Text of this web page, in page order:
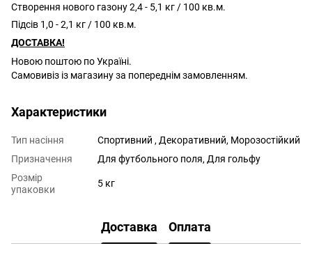
Створення нового газону 2,4 - 5,1 кг / 100 кв.м.
Підсів 1,0 - 2,1 кг / 100 кв.м.
ДОСТАВКА!
Новою поштою по Україні.
Самовивіз із магазину за попереднім замовленням.
Характеристики
Тип насіння
Спортивний , Декоративний, Морозостійкий
Призначення
Для футбольного поля, Для гольфу
Розмір
упаковки
5 кг
Доставка Оплата